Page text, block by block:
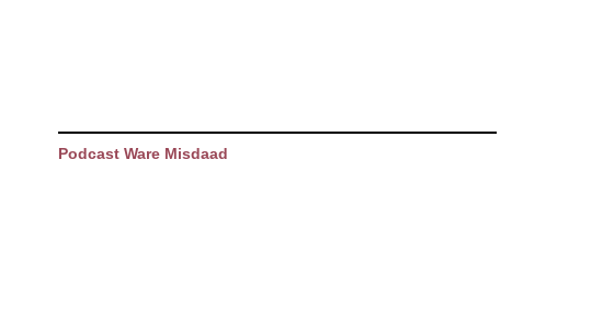
Podcast Ware Misdaad